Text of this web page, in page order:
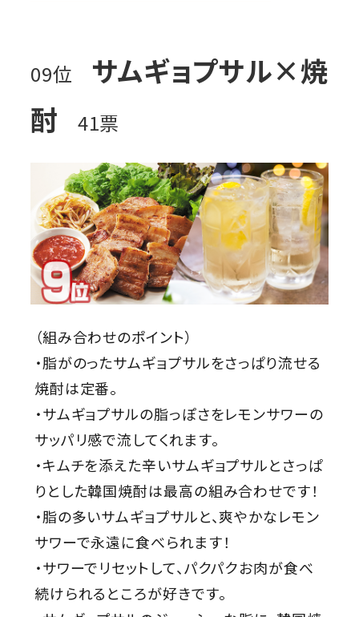
09位
サムギョプサル×焼
酎
41票
（組み合わせのポイント）
・脂がのったサムギョプサルをさっぱり流せる
焼酎は定番。
・サムギョプサルの脂っぽさをレモンサワーの
サッパリ感で流してくれます。
・キムチを添えた辛いサムギョプサルとさっぱ
りとした韓国焼酎は最高の組み合わせです！
・脂の多いサムギョプサルと、爽やかなレモン
サワーで永遠に食べられます！
・サワーでリセットして、パクパクお肉が食べ
続けられるところが好きです。